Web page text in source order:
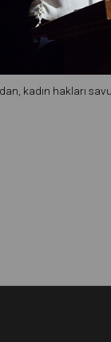
kadın hakları